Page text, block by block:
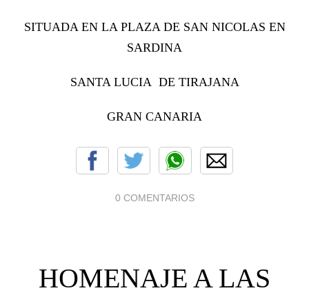
SITUADA EN LA PLAZA DE SAN NICOLAS EN
SARDINA
SANTA LUCIA DE TIRAJANA
GRAN CANARIA
0 COMENTARIOS
HOMENAJE A LAS